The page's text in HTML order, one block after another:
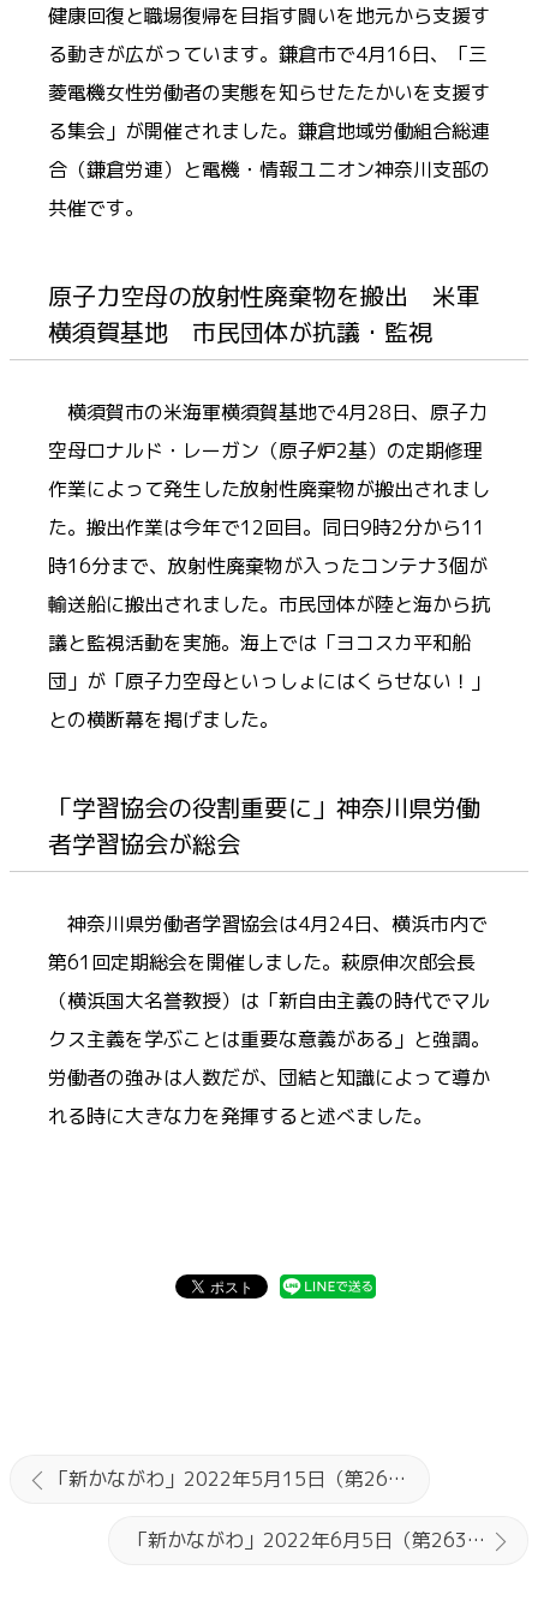
健康回復と職場復帰を目指す闘いを地元から支援す
る動きが広がっています。鎌倉市で4月16日、「三
菱電機女性労働者の実態を知らせたたかいを支援す
る集会」が開催されました。鎌倉地域労働組合総連
合（鎌倉労連）と電機・情報ユニオン神奈川支部の
共催です。
原子力空母の放射性廃棄物を搬出 米軍
横須賀基地 市民団体が抗議・監視
横須賀市の米海軍横須賀基地で4月28日、原子力
空母ロナルド・レーガン（原子炉2基）の定期修理
作業によって発生した放射性廃棄物が搬出されまし
た。搬出作業は今年で12回目。同日9時2分から11
時16分まで、放射性廃棄物が入ったコンテナ3個が
輸送船に搬出されました。市民団体が陸と海から抗
議と監視活動を実施。海上では「ヨコスカ平和船
団」が「原子力空母といっしょにはくらせない！」
との横断幕を掲げました。
「学習協会の役割重要に」神奈川県労働
者学習協会が総会
神奈川県労働者学習協会は4月24日、横浜市内で
第61回定期総会を開催しました。萩原伸次郎会長
（横浜国大名誉教授）は「新自由主義の時代でマル
クス主義を学ぶことは重要な意義がある」と強調。
労働者の強みは人数だが、団結と知識によって導か
れる時に大きな力を発揮すると述べました。
「新かながわ」2022年5月15日（第2632）号
「新かながわ」2022年6月5日（第2634）号